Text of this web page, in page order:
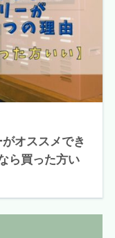
オススメでき
ら買った方い